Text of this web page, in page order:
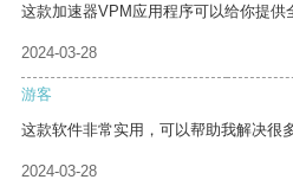
这款加速器VPM应用程序可以给你提供
2024-03-28
游客
这款软件非常实用，可以帮助我解决很
2024-03-28